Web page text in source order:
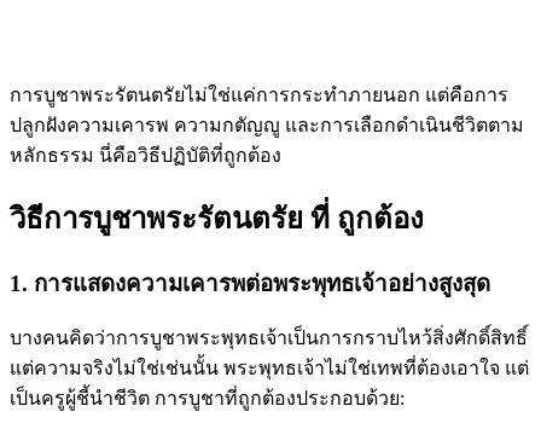
การบูชาพระรัตนตรัยไม่ใช่แค่การกระทำภายนอก แต่คือการ
ปลูกฝังความเคารพ ความกตัญญู และการเลือกดำเนินชีวิตตาม
หลักธรรม นี่คือวิธีปฏิบัติที่ถูกต้อง
วิธีการบูชาพระรัตนตรัย ที่ ถูกต้อง
1. การแสดงความเคารพต่อพระพุทธเจ้าอย่างสูงสุด
บางคนคิดว่าการบูชาพระพุทธเจ้าเป็นการกราบไหว้สิ่งศักดิ์สิทธิ์
แต่ความจริงไม่ใช่เช่นนั้น พระพุทธเจ้าไม่ใช่เทพที่ต้องเอาใจ แต่
เป็นครูผู้ชี้นำชีวิต การบูชาที่ถูกต้องประกอบด้วย: